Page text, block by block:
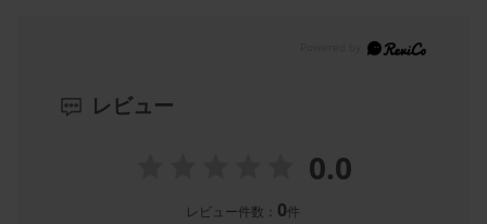
レビュー
0.0
レビュー件数： 0件